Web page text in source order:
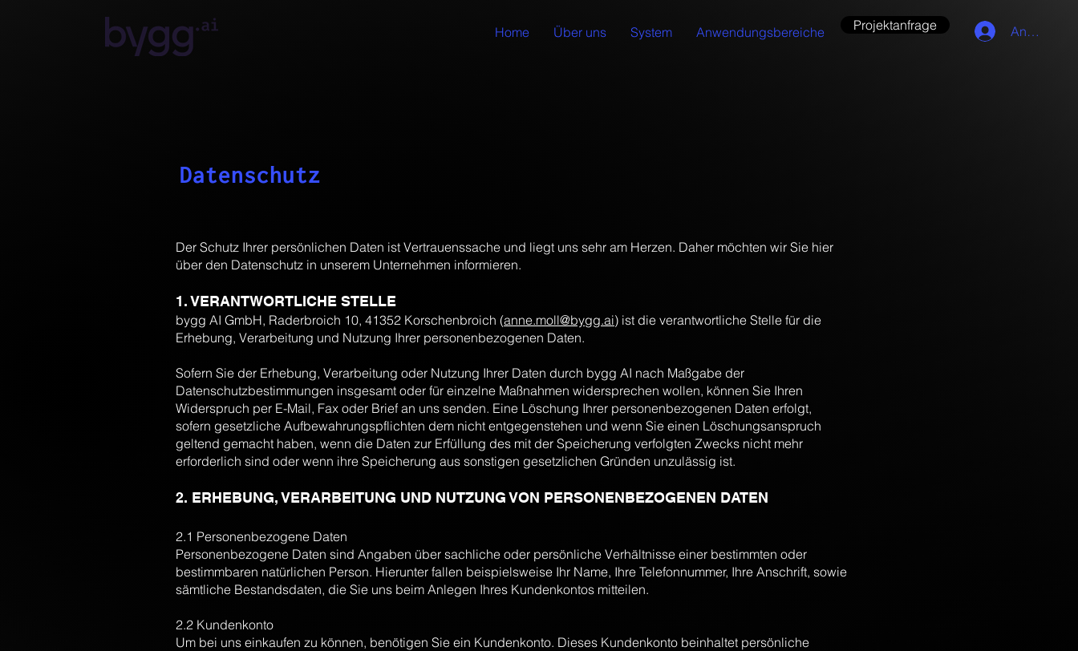
Home Über uns System Anwendungsbereiche Projektanfrage Anmelden
Datenschutz
Der Schutz Ihrer persönlichen Daten ist Vertrauenssache und liegt uns sehr am Herzen. Daher möchten wir Sie hier
über den Datenschutz in unserem Unternehmen informieren.
1. VERANTWORTLICHE STELLE
bygg AI GmbH, Raderbroich 10, 41352 Korschenbroich (anne.moll@bygg.ai) ist die verantwortliche Stelle für die
Erhebung, Verarbeitung und Nutzung Ihrer personenbezogenen Daten.
Sofern Sie der Erhebung, Verarbeitung oder Nutzung Ihrer Daten durch bygg AI nach Maßgabe der
Datenschutzbestimmungen insgesamt oder für einzelne Maßnahmen widersprechen wollen, können Sie Ihren
Widerspruch per E-Mail, Fax oder Brief an uns senden. Eine Löschung Ihrer personenbezogenen Daten erfolgt,
sofern gesetzliche Aufbewahrungspflichten dem nicht entgegenstehen und wenn Sie einen Löschungsanspruch
geltend gemacht haben, wenn die Daten zur Erfüllung des mit der Speicherung verfolgten Zwecks nicht mehr
erforderlich sind oder wenn ihre Speicherung aus sonstigen gesetzlichen Gründen unzulässig ist.
2. ERHEBUNG, VERARBEITUNG UND NUTZUNG VON PERSONENBEZOGENEN DATEN
2.1 Personenbezogene Daten
Personenbezogene Daten sind Angaben über sachliche oder persönliche Verhältnisse einer bestimmten oder
bestimmbaren natürlichen Person. Hierunter fallen beispielsweise Ihr Name, Ihre Telefonnummer, Ihre Anschrift, sowie
sämtliche Bestandsdaten, die Sie uns beim Anlegen Ihres Kundenkontos mitteilen.
2.2 Kundenkonto
Um bei uns einkaufen zu können, benötigen Sie ein Kundenkonto. Dieses Kundenkonto beinhaltet persönliche